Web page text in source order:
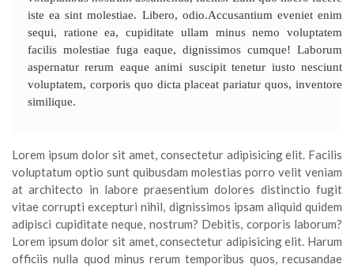
iste ea sint molestiae. Libero, odio.Accusantium eveniet enim
sequi, ratione ea, cupiditate ullam minus nemo voluptatem
facilis molestiae fuga eaque, dignissimos cumque! Laborum
aspernatur rerum eaque animi suscipit tenetur iusto nesciunt
voluptatem, corporis quo dicta placeat pariatur quos, inventore
similique.
Lorem ipsum dolor sit amet, consectetur adipisicing elit. Facilis
voluptatum optio sunt quibusdam molestias porro velit veniam
at architecto in labore praesentium dolores distinctio fugit
vitae corrupti excepturi nihil, dignissimos ipsam aliquid quidem
adipisci cupiditate neque, nostrum? Debitis, corporis laborum?
Lorem ipsum dolor sit amet, consectetur adipisicing elit. Harum
officiis nulla quod minus rerum temporibus quos, recusandae